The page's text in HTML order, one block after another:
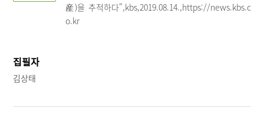
産)을 추적하다",kbs,2019.08.14.,https://news.kbs.c
o.kr
집필자
김상태